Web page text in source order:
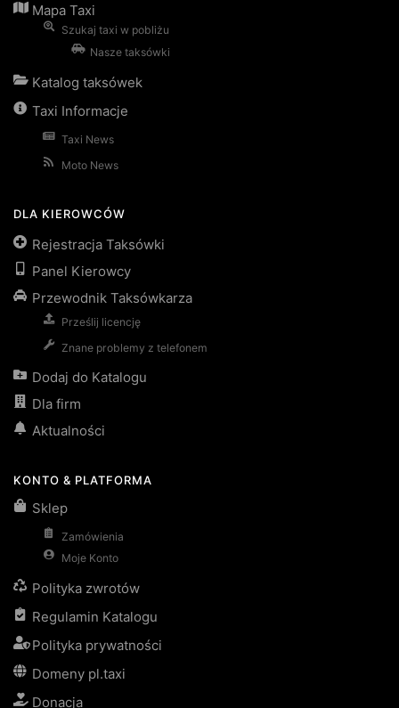
Mapa Taxi
Szukaj taxi w pobliżu
Nasze taksówki
Katalog taksówek
Taxi Informacje
Taxi News
Moto News
DLA KIEROWCÓW
Rejestracja Taksówki
Panel Kierowcy
Przewodnik Taksówkarza
Prześlij licencję
Znane problemy z telefonem
Dodaj do Katalogu
Dla firm
Aktualności
KONTO & PLATFORMA
Sklep
Zamówienia
Moje Konto
Polityka zwrotów
Regulamin Katalogu
Polityka prywatności
Domeny pl.taxi
Donacja